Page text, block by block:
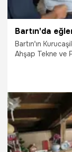
Bartın'ın
Ahşap Tekne ve
2.08.2026